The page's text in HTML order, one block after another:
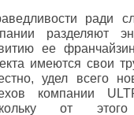
ради
разделяют
ее
имеются свои
удел всего
компании
от